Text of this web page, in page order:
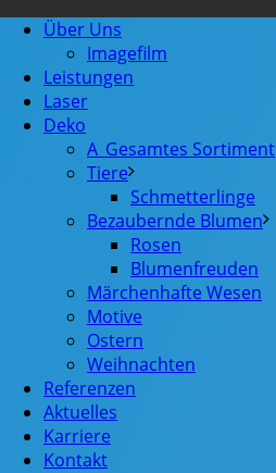
Über Uns
Imagefilm
Leistungen
Laser
Deko
A_Gesamtes Sortiment
Tiere
Schmetterlinge
Bezaubernde Blumen
Rosen
Blumenfreuden
Märchenhafte Wesen
Motive
Ostern
Weihnachten
Referenzen
Aktuelles
Karriere
Kontakt